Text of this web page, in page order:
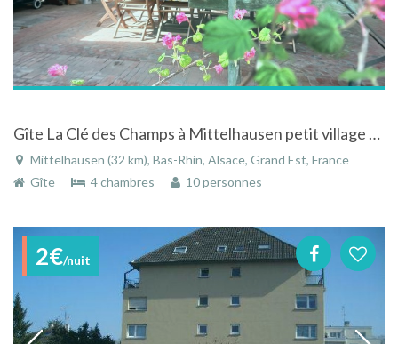
Gîte La Clé des Champs à Mittelhausen petit village typique d'Alsace
Mittelhausen (32 km), Bas-Rhin, Alsace, Grand Est, France
Gîte
4 chambres 10 personnes
2€/nuit